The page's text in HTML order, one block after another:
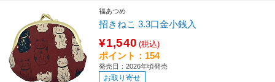
福あつめ
招きねこ 3.3口金小銭入
¥1,540 (税込)
ポイント：154
発売日：2026年頃発売
お取り寄せ